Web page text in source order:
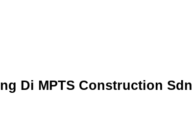
Di MPTS Construction Sdn